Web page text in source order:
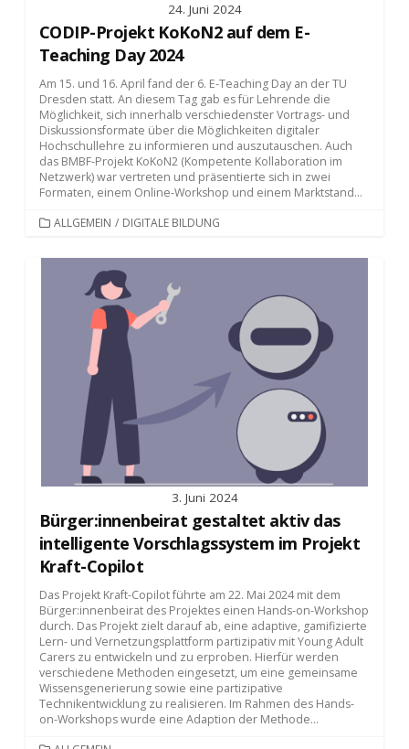
24. Juni 2024
CODIP-Projekt KoKoN2 auf dem E-
Teaching Day 2024
Am 15. und 16. April fand der 6. E-Teaching Day an der TU
Dresden statt. An diesem Tag gab es für Lehrende die
Möglichkeit, sich innerhalb verschiedenster Vortrags- und
Diskussionsformate über die Möglichkeiten digitaler
Hochschullehre zu informieren und auszutauschen. Auch
das BMBF-Projekt KoKoN2 (Kompetente Kollaboration im
Netzwerk) war vertreten und präsentierte sich in zwei
Formaten, einem Online-Workshop und einem Marktstand...
KATEGORIEN
ALLGEMEIN / DIGITALE BILDUNG
3. Juni 2024
Bürger:innenbeirat gestaltet aktiv das
intelligente Vorschlagssystem im Projekt
Kraft-Copilot
Das Projekt Kraft-Copilot führte am 22. Mai 2024 mit dem
Bürger:innenbeirat des Projektes einen Hands-on-Workshop
durch. Das Projekt zielt darauf ab, eine adaptive, gamifizierte
Lern- und Vernetzungsplattform partizipativ mit Young Adult
Carers zu entwickeln und zu erproben. Hierfür werden
verschiedene Methoden eingesetzt, um eine gemeinsame
Wissensgenerierung sowie eine partizipative
Technikentwicklung zu realisieren. Im Rahmen des Hands-
on-Workshops wurde eine Adaption der Methode...